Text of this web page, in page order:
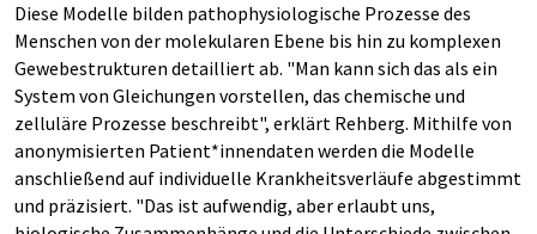
Diese Modelle bilden pathophysiologische Prozesse des
Menschen von der molekularen Ebene bis hin zu komplexen
Gewebestrukturen detailliert ab. "Man kann sich das als ein
System von Gleichungen vorstellen, das chemische und
zelluläre Prozesse beschreibt", erklärt Rehberg. Mithilfe von
anonymisierten Patient*innendaten werden die Modelle
anschließend auf individuelle Krankheitsverläufe abgestimmt
und präzisiert. "Das ist aufwendig, aber erlaubt uns,